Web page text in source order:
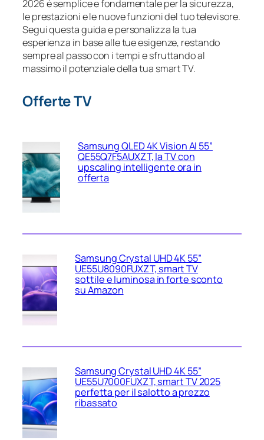
2026 è semplice e fondamentale per la sicurezza,
le prestazioni e le nuove funzioni del tuo televisore.
Segui questa guida e personalizza la tua
esperienza in base alle tue esigenze, restando
sempre al passo con i tempi e sfruttando al
massimo il potenziale della tua smart TV.
Offerte TV
Samsung QLED 4K Vision AI 55”
QE55Q7F5AUXZT, la TV con
upscaling intelligente ora in
offerta
Samsung Crystal UHD 4K 55”
UE55U8090FUXZT, smart TV
sottile e luminosa in forte sconto
su Amazon
Samsung Crystal UHD 4K 55”
UE55U7000FUXZT, smart TV 2025
perfetta per il salotto a prezzo
ribassato